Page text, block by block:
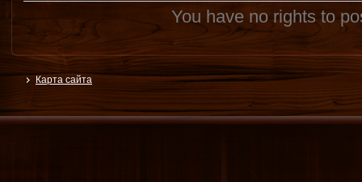
You have no rights to
Карта сайта